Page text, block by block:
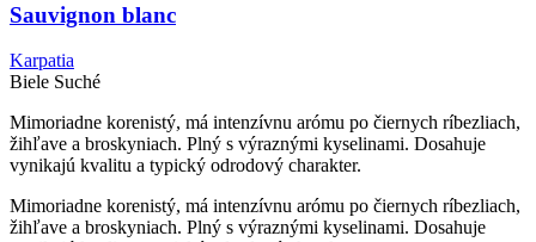
Sauvignon blanc
Karpatia
Biele Suché
Mimoriadne korenistý, má intenzívnu arómu po čiernych ríbezliach,
žihľave a broskyniach. Plný s výraznými kyselinami. Dosahuje
vynikajú kvalitu a typický odrodový charakter.
Mimoriadne korenistý, má intenzívnu arómu po čiernych ríbezliach,
žihľave a broskyniach. Plný s výraznými kyselinami. Dosahuje